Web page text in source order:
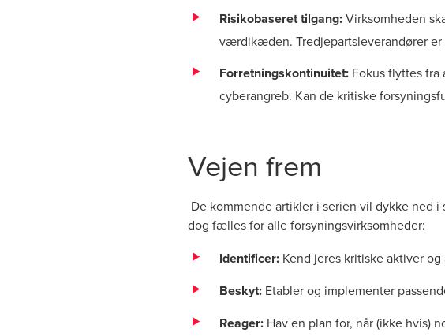
Risikobaseret tilgang:Virksomheden
værdikæden. Tredjepartsleverandører
Forretningskontinuitet: Fokus flyttes
cyberangreb. Kan de kritiske
Vejen frem
De kommende artikler i serien vil dykke ned
dog fælles for alle forsyningsvirksomheder:
Identificer: Kend jeres kritiske aktiver
Beskyt: Etabler og implementer
Reager: Hav en plan for, når (ikke hvis)